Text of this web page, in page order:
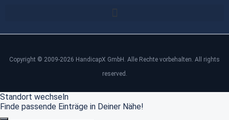
Copyright © 2009-2026 HandicapX GmbH. Alle Rechte vorbehalten. All rights
reserved.
Standort wechseln
Finde passende Einträge in Deiner Nähe!